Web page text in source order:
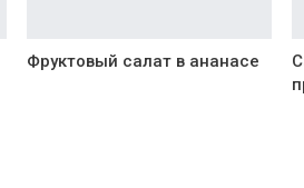
Фруктовый салат в ананасе